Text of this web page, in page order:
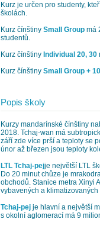
Kurz je určen pro studenty,
školách.
Kurz čínštiny Small Groupmá
studentů.
Kurz čínštiny Individual 20, 30
Kurz čínštiny Small Group + 10
Popis školy
Kurzy mandarínské čínštiny
2018. Tchaj-wan má
září zde více prší a teploty se
únor až březen jsou teploty
LTL Tchaj-pejje největší LTL
Do 20 minut chůze je
obchodů. Stanice metra Xinyi
vybavených a klimatizovaných
Tchaj-pejje hlavní a největší
s okolní aglomerací má 9